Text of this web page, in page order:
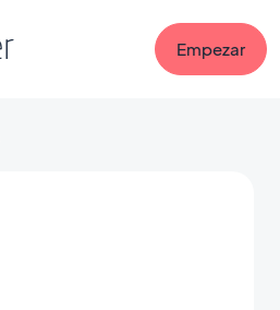
Empezar